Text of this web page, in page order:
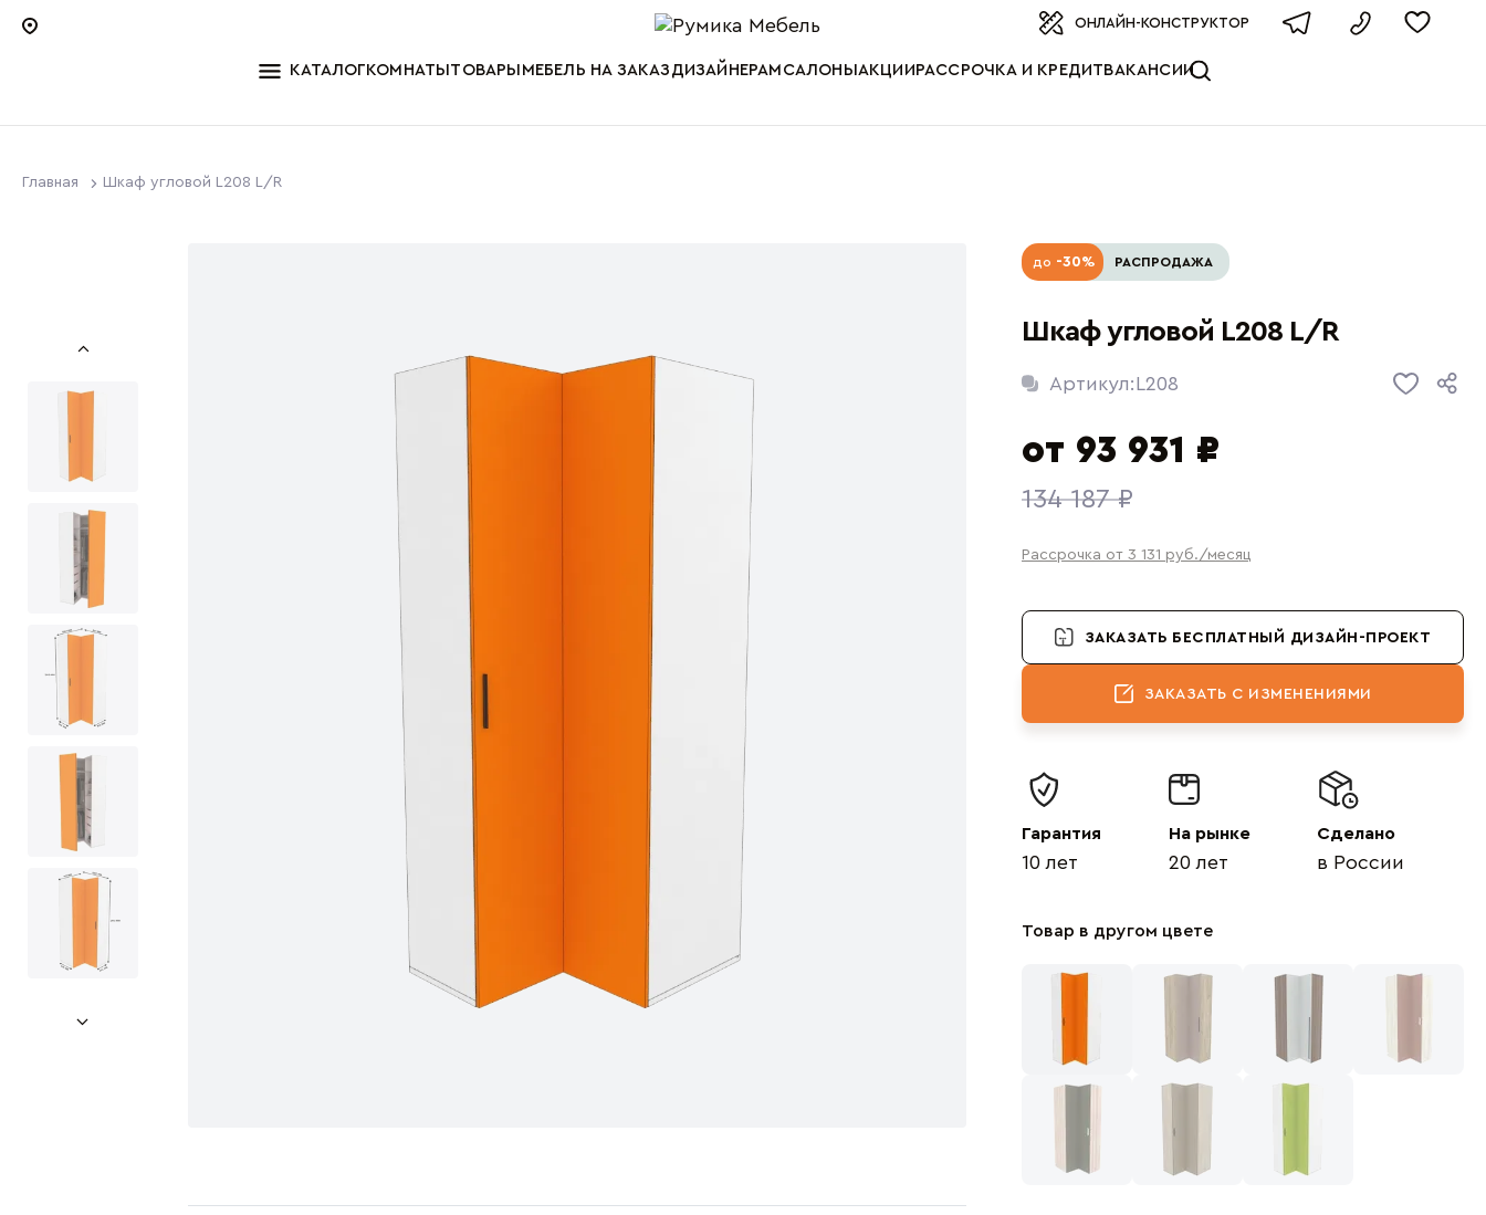
Мебель от производителяОНЛАЙН-КОНСТРУКТОР
КАТАЛОГ КОМНАТЫ ТОВАРЫ МЕБЕЛЬ НА ЗАКАЗ ДИЗАЙНЕРАМ САЛОНЫ АКЦИИ РАССРОЧКА И КРЕДИТ ВАКАНСИИ
Главная Шкаф угловой L208 L/R
до -30% РАСПРОДАЖА
Шкаф угловой L208 L/R
Артикул:L208
от 93 931 ₽
134 187 ₽
Рассрочка от 3 131 руб./месяц
ЗАКАЗАТЬ БЕСПЛАТНЫЙ ДИЗАЙН-ПРОЕКТ
ЗАКАЗАТЬ С ИЗМЕНЕНИЯМИ
Гарантия
10 лет
На рынке
20 лет
Сделано
в России
Товар в другом цвете